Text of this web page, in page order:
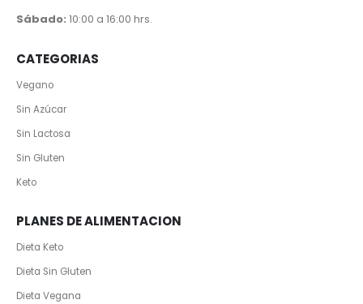
Sábado: 10:00 a 16:00 hrs.
CATEGORIAS
Vegano
Sin Azúcar
Sin Lactosa
Sin Gluten
Keto
PLANES DE ALIMENTACION
Dieta Keto
Dieta Sin Gluten
Dieta Vegana